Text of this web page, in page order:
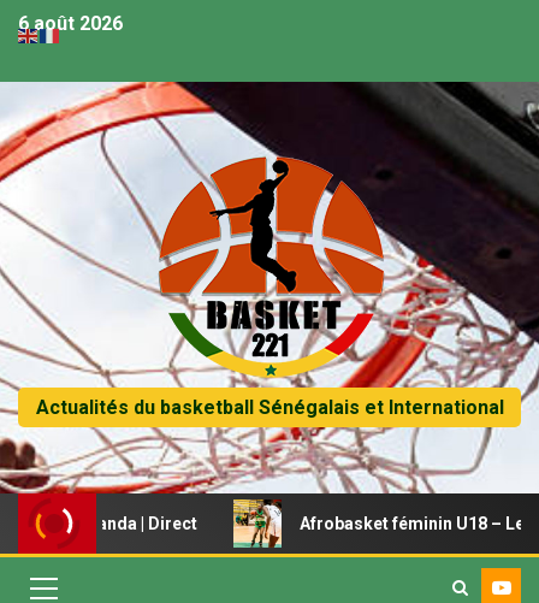
6 août 2026
Actualités du basketball Sénégalais et International
Rwanda | Direct Afrobasket féminin U18 – Le Mali